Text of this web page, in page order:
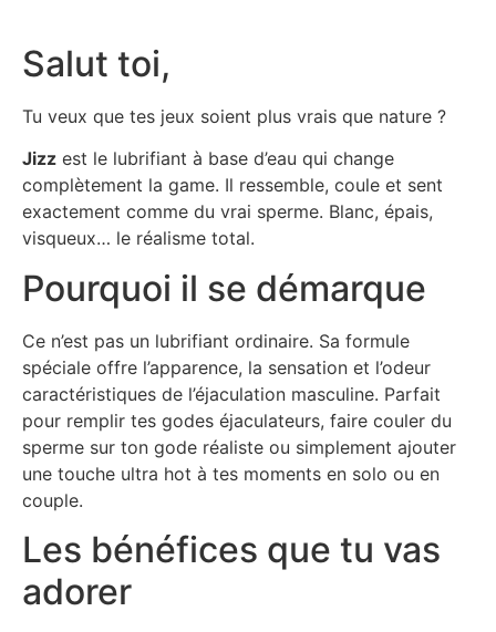
Salut toi,
Tu veux que tes jeux soient plus vrais que nature ?
Jizz est le lubrifiant à base d’eau qui change
complètement la game. Il ressemble, coule et sent
exactement comme du vrai sperme. Blanc, épais,
visqueux… le réalisme total.
Pourquoi il se démarque
Ce n’est pas un lubrifiant ordinaire. Sa formule
spéciale offre l’apparence, la sensation et l’odeur
caractéristiques de l’éjaculation masculine. Parfait
pour remplir tes godes éjaculateurs, faire couler du
sperme sur ton gode réaliste ou simplement ajouter
une touche ultra hot à tes moments en solo ou en
couple.
Les bénéfices que tu vas
adorer